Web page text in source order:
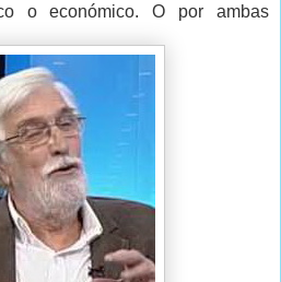
o económico. O por ambas